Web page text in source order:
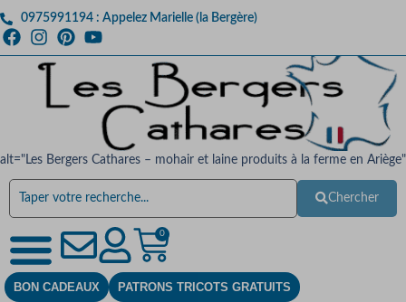
0975991194 : Appelez Marielle (la Bergère)
alt="Les Bergers Cathares – mohair et laine produits à la ferme en Ariège"
Chercher
0
BON CADEAUX PATRONS TRICOTS GRATUITS